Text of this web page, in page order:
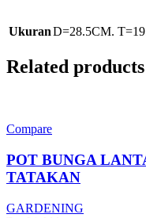
UkuranD=28.5CM.
Related products
Compare
POT BUNGA
TATAKAN
GARDENING